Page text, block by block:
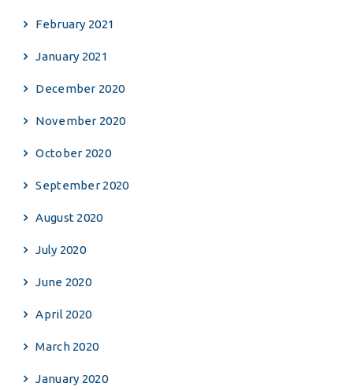
February 2021
January 2021
December 2020
November 2020
October 2020
September 2020
August 2020
July 2020
June 2020
April 2020
March 2020
January 2020